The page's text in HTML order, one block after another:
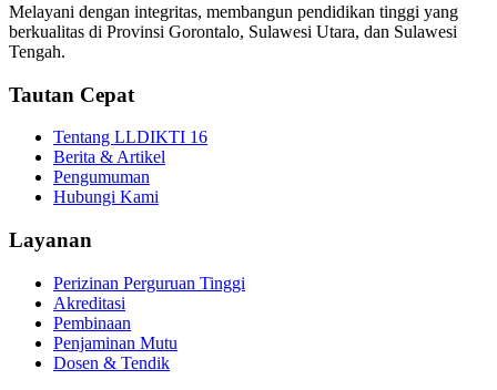
Melayani dengan integritas, membangun pendidikan tinggi yang
berkualitas di Provinsi Gorontalo, Sulawesi Utara, dan Sulawesi
Tengah.
Tautan Cepat
Tentang LLDIKTI 16
Berita & Artikel
Pengumuman
Hubungi Kami
Layanan
Perizinan Perguruan Tinggi
Akreditasi
Pembinaan
Penjaminan Mutu
Dosen & Tendik